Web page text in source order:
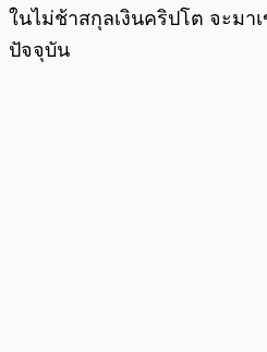
ในไม่ช้าสกุลเงินคริปโต จะมา
ปัจจุบัน